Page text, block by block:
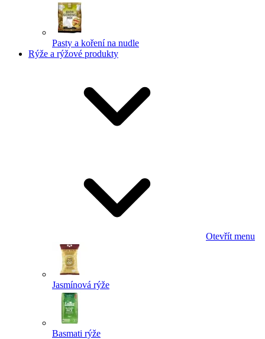
Pasty a koření na nudle
Rýže a rýžové produkty
Otevřít menu
Jasmínová rýže
Basmati rýže